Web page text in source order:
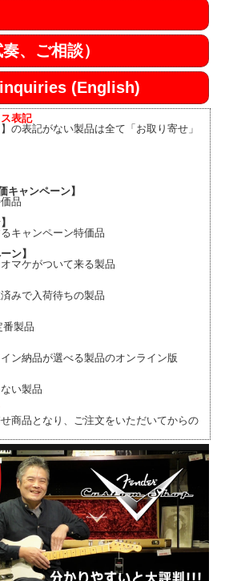
、ご相談）
(English)
表記
の表記がない製品は全て「お取り寄せ」
キャンペーン】
品
キャンペーン特価品
ン】
マケがついて来る製品
みで入荷待ちの製品
番製品
ン納品が選べる製品のオンライン版
い製品
商品となり、ご注文をいただいてからの